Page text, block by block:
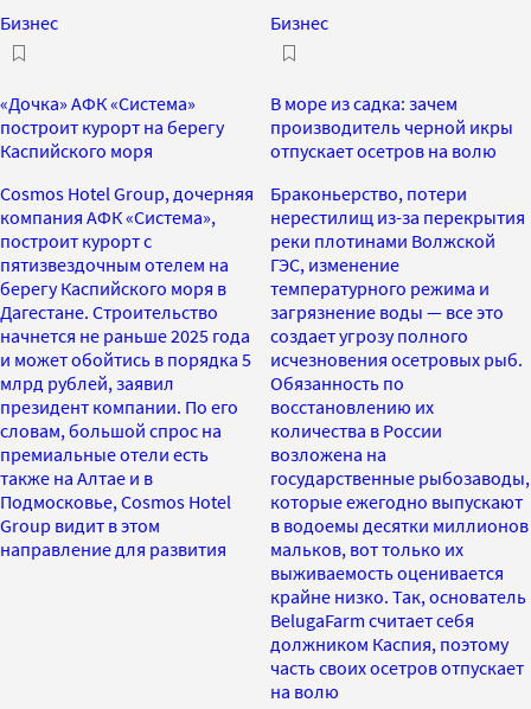
Бизнес
«Дочка» АФК «Система»
построит курорт на берегу
Каспийского моря
Cosmos Hotel Group, дочерняя
компания АФК «Система»,
построит курорт с
пятизвездочным отелем на
берегу Каспийского моря в
Дагестане. Строительство
начнется не раньше 2025 года
и может обойтись в порядка 5
млрд рублей, заявил
президент компании. По его
словам, большой спрос на
премиальные отели есть
также на Алтае и в
Подмосковье, Cosmos Hotel
Group видит в этом
направление для развития
Бизнес
В море из садка: зачем
производитель черной икры
отпускает осетров на волю
Браконьерство, потери
нерестилищ из-за перекрытия
реки плотинами Волжской
ГЭС, изменение
температурного режима и
загрязнение воды — все это
создает угрозу полного
исчезновения осетровых рыб.
Обязанность по
восстановлению их
количества в России
возложена на
государственные рыбозаводы,
которые ежегодно выпускают
в водоемы десятки миллионов
мальков, вот только их
выживаемость оценивается
крайне низко. Так, основатель
BelugaFarm считает себя
должником Каспия, поэтому
часть своих осетров отпускает
на волю